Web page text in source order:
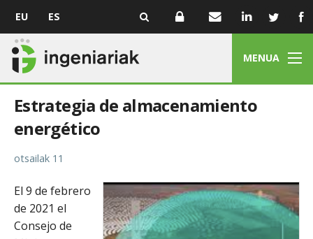
EU ES
MENUA
Estrategia de almacenamiento
energético
otsailak 11
El 9 de febrero
de 2021 el
Consejo de